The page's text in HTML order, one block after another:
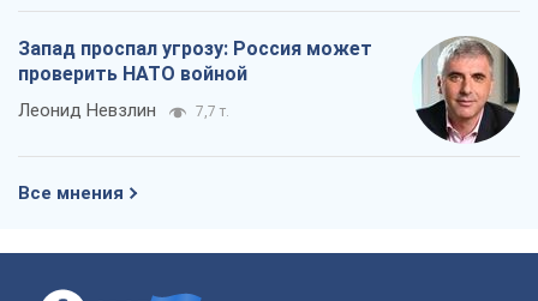
Запад проспал угрозу: Россия может
проверить НАТО войной
Леонид Невзлин 7,7 т.
Все мнения